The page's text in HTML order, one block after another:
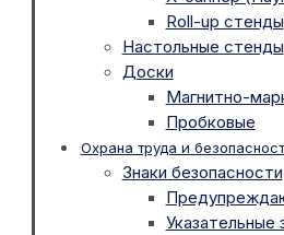
Roll-up стенды
Настольные стенды
Доски
Магнитно-
Пробковые
Охрана труда и
Знаки безопасности
Указательные